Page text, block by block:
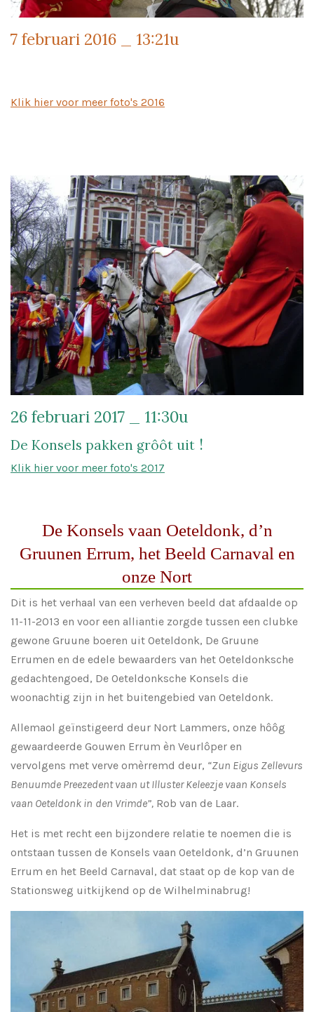
7 februari 2016 _ 13:21u
Klik hier voor meer foto's 2016
26 februari 2017 _ 11:30u
De Konsels pakken grôôt uit !
Klik hier voor meer foto's 2017
De Konsels vaan Oeteldonk, d’n
Gruunen Errum, het Beeld Carnaval en
onze Nort
Dit is het verhaal van een verheven beeld dat afdaalde op
11-11-2013 en voor een alliantie zorgde tussen een clubke
gewone Gruune boeren uit Oeteldonk, De Gruune
Errumen en de edele bewaarders van het Oeteldonksche
gedachtengoed, De Oeteldonksche Konsels die
woonachtig zijn in het buitengebied van Oeteldonk.
Allemaol geïnstigeerd deur Nort Lammers, onze hôôg
gewaardeerde Gouwen Errum èn Veurlôper en
vervolgens met verve omèrremd deur, “Zun Eigus Zellevurs
Benuumde Preezedent vaan ut Illuster Keleezje vaan Konsels
vaan Oeteldonk in den Vrimde”, Rob van de Laar.
Het is met recht een bijzondere relatie te noemen die is
ontstaan tussen de Konsels vaan Oeteldonk, d’n Gruunen
Errum en het Beeld Carnaval, dat staat op de kop van de
Stationsweg uitkijkend op de Wilhelminabrug!